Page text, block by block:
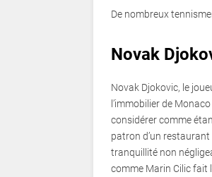
De nombreux
Novak
Novak Djokovic, le
l’immobilier de
considérer comme
patron d’un
tranquillité non
comme Marin Cilic fait